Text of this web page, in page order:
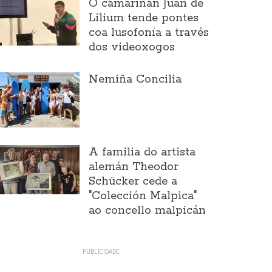
O camariñán Juan de
Lilium tende pontes
coa lusofonía a través
dos videoxogos
Nemiña Concilia
A familia do artista
alemán Theodor
Schücker cede a
"Colección Malpica"
ao concello malpicán